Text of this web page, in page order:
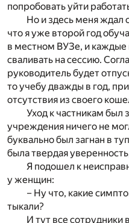
попробовать уйти
Но и здесь меня ждал
что я уже второй год
в местном ВУЗе, и
сваливать на сессию.
руководитель будет
то учебу дважды в год,
отсутствия из своего
Уход к частникам
учреждения ничего не
буквально был загнан в
была твердая
Я подошел к
у женщин:
– Ну что, какие
тыкали?
И тут все